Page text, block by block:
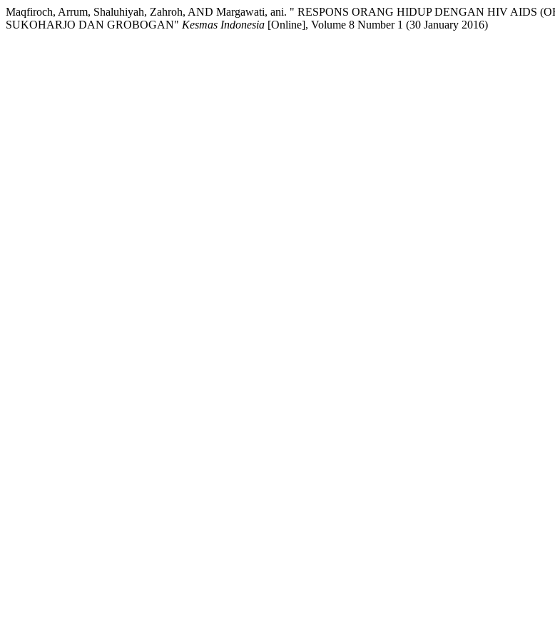
Maqfiroch, Arrum, Shaluhiyah, Zahroh, AND Margawati, ani. " RESPONS ORANG HIDUP DENGAN HIV
SUKOHARJO DAN GROBOGAN" Kesmas Indonesia [Online], Volume 8 Number 1 (30 January 2016)